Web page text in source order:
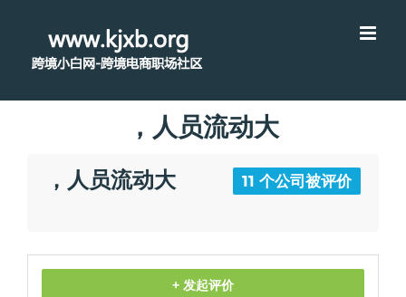
，人员流动大
，人员流动大 11 个公司被评价
+ 发起评价